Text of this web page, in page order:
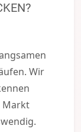
Wir
Markt